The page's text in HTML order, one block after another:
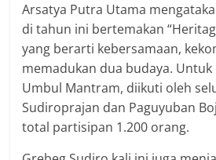
Arsatya Putra Utama
di tahun ini bertemakan
yang berarti kebersamaan,
memadukan dua budaya. Untuk
Umbul Mantram, diikuti oleh
Sudiroprajan dan Paguyuban
total partisipan 1.200 orang.